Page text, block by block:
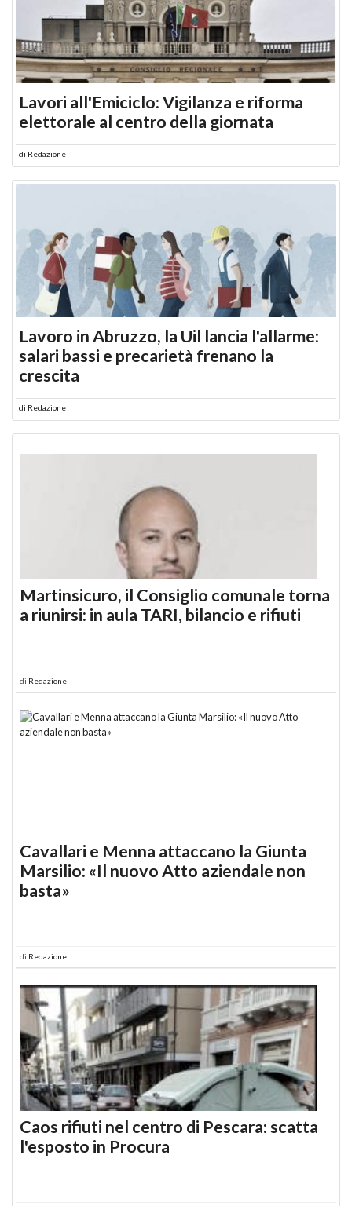
Lavori all'Emiciclo: Vigilanza e riforma
elettorale al centro della giornata
di Redazione
Lavoro in Abruzzo, la Uil lancia l'allarme:
salari bassi e precarietà frenano la
crescita
di Redazione
Martinsicuro, il Consiglio comunale torna
a riunirsi: in aula TARI, bilancio e rifiuti
di Redazione
Cavallari e Menna attaccano la Giunta
Marsilio: «Il nuovo Atto aziendale non
basta»
di Redazione
Caos rifiuti nel centro di Pescara: scatta
l'esposto in Procura